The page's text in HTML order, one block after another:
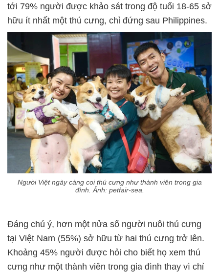
tới 79% người được khảo sát trong độ tuổi 18-65 sở
hữu ít nhất một thú cưng, chỉ đứng sau Philippines.
Người Việt ngày càng coi thú cưng như thành viên trong gia
đình. Ảnh: petfair-sea.
Đáng chú ý, hơn một nửa số người nuôi thú cưng
tại Việt Nam (55%) sở hữu từ hai thú cưng trở lên.
Khoảng 45% người được hỏi cho biết họ xem thú
cưng như một thành viên trong gia đình thay vì chỉ